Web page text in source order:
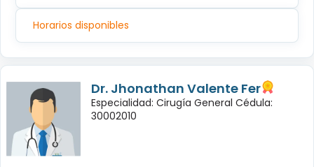
Horarios disponibles
Dr. Jhonathan Valente Fer
Especialidad: Cirugía General Cédula:
30002010